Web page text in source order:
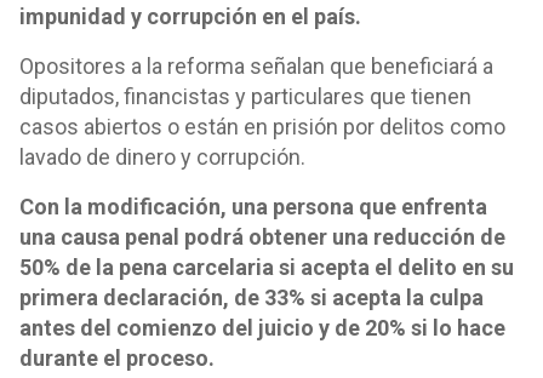
impunidad y corrupción en el país.
Opositores a la reforma señalan que beneficiará a
diputados, financistas y particulares que tienen
casos abiertos o están en prisión por delitos como
lavado de dinero y corrupción.
Con la modificación, una persona que enfrenta
una causa penal podrá obtener una reducción de
50% de la pena carcelaria si acepta el delito en su
primera declaración, de 33% si acepta la culpa
antes del comienzo del juicio y de 20% si lo hace
durante el proceso.